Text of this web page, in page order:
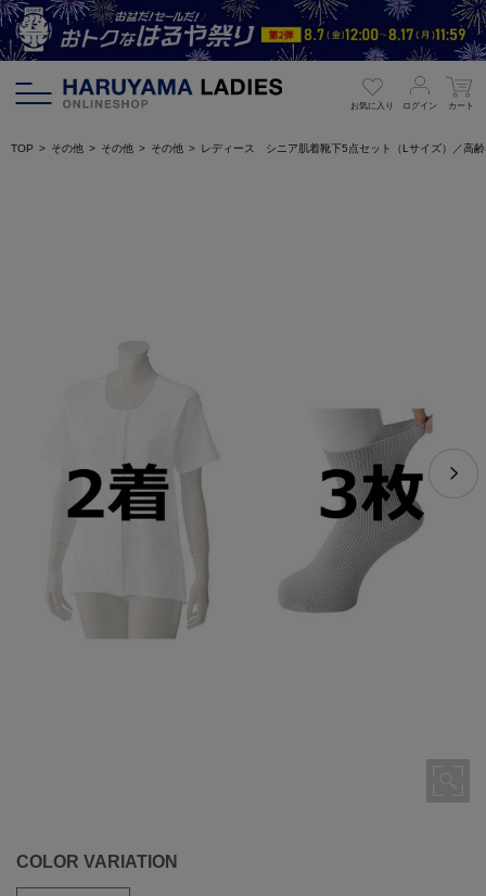
お気に入り ログイン カート
TOP その他 その他 その他 レディース シニア肌着靴下5点セット（Lサイズ）／高
COLOR VARIATION